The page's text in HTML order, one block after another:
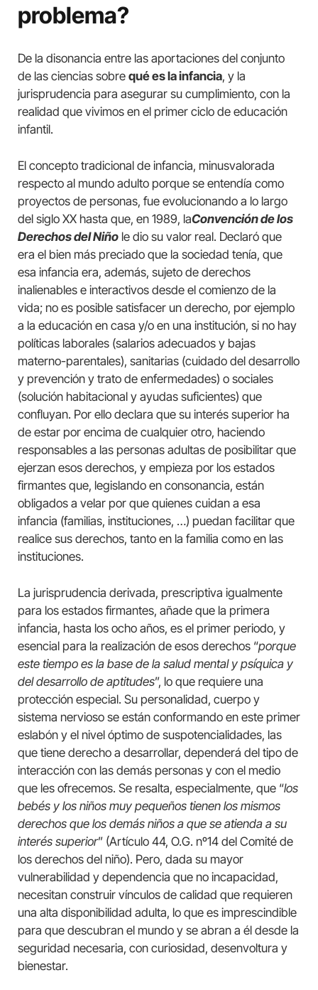
problema?
De la disonancia entre las aportaciones del conjunto
de las ciencias sobre qué es la infancia, y la
jurisprudencia para asegurar su cumplimiento, con la
realidad que vivimos en el primer ciclo de educación
infantil.
El concepto tradicional de infancia, minusvalorada
respecto al mundo adulto porque se entendía como
proyectos de personas, fue evolucionando a lo largo
del siglo XX hasta que, en 1989, laConvención de los
Derechos del Niño le dio su valor real. Declaró que
era el bien más preciado que la sociedad tenía, que
esa infancia era, además, sujeto de derechos
inalienables e interactivos desde el comienzo de la
vida; no es posible satisfacer un derecho, por ejemplo
a la educación en casa y/o en una institución, si no hay
políticas laborales (salarios adecuados y bajas
materno-parentales), sanitarias (cuidado del desarrollo
y prevención y trato de enfermedades) o sociales
(solución habitacional y ayudas suficientes) que
confluyan. Por ello declara que su interés superior ha
de estar por encima de cualquier otro, haciendo
responsables a las personas adultas de posibilitar que
ejerzan esos derechos, y empieza por los estados
firmantes que, legislando en consonancia, están
obligados a velar por que quienes cuidan a esa
infancia (familias, instituciones, …) puedan facilitar que
realice sus derechos, tanto en la familia como en las
instituciones.
La jurisprudencia derivada, prescriptiva igualmente
para los estados firmantes, añade que la primera
infancia, hasta los ocho años, es el primer periodo, y
esencial para la realización de esos derechos “porque
este tiempo es la base de la salud mental y psíquica y
del desarrollo de aptitudes”, lo que requiere una
protección especial. Su personalidad, cuerpo y
sistema nervioso se están conformando en este primer
eslabón y el nivel óptimo de suspotencialidades, las
que tiene derecho a desarrollar, dependerá del tipo de
interacción con las demás personas y con el medio
que les ofrecemos. Se resalta, especialmente, que “los
bebés y los niños muy pequeños tienen los mismos
derechos que los demás niños a que se atienda a su
interés superior” (Artículo 44, O.G. nº14 del Comité de
los derechos del niño). Pero, dada su mayor
vulnerabilidad y dependencia que no incapacidad,
necesitan construir vínculos de calidad que requieren
una alta disponibilidad adulta, lo que es imprescindible
para que descubran el mundo y se abran a él desde la
seguridad necesaria, con curiosidad, desenvoltura y
bienestar.